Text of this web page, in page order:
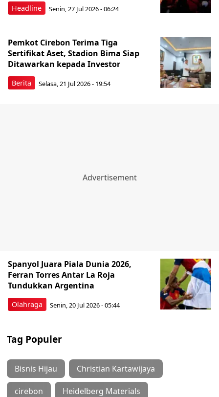
Headline Senin, 27 Jul 2026 - 06:24
Berita
Pemkot Cirebon Terima Tiga
Sertifikat Aset, Stadion Bima Siap
Ditawarkan kepada Investor
Selasa, 21 Jul 2026 - 19:54
Olahraga
Spanyol Juara Piala Dunia 2026,
Ferran Torres Antar La Roja
Tundukkan Argentina
Senin, 20 Jul 2026 - 05:44
Tag Populer
Bisnis Hijau Christian Kartawijaya
cirebon Heidelberg Materials